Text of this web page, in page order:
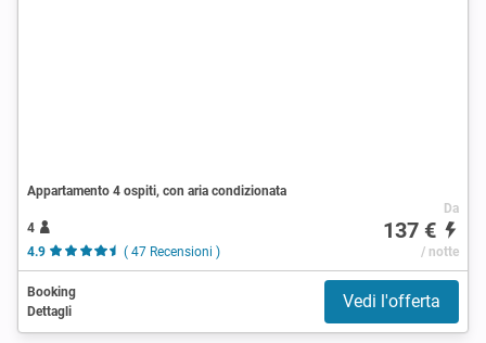
Appartamento 4 ospiti, con aria condizionata
4
4.9
( 47 Recensioni )
Da
137 €
/ notte
Booking
Dettagli
Vedi l'offerta